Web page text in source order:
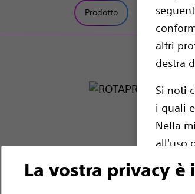
altri
destra
Si noti
i quali
Nella
all'uso
per
Prodotto Specifiche
La vostra privacy